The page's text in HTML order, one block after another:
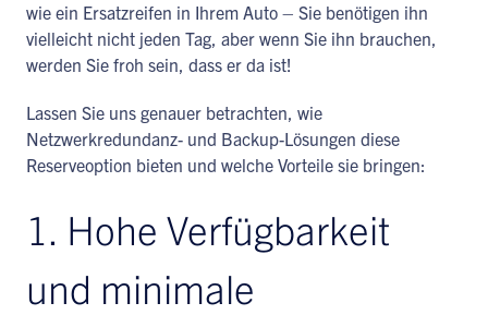
wie ein Ersatzreifen in Ihrem Auto – Sie benötigen ihn
vielleicht nicht jeden Tag, aber wenn Sie ihn brauchen,
werden Sie froh sein, dass er da ist!
Lassen Sie uns genauer betrachten, wie
Netzwerkredundanz- und Backup-Lösungen diese
Reserveoption bieten und welche Vorteile sie bringen:
1. Hohe Verfügbarkeit
und minimale